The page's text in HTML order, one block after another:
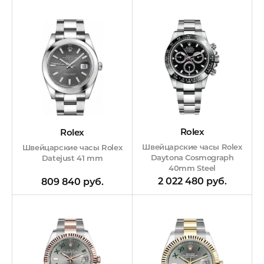
Rolex
Швейцарские часы Rolex
Datejust 41 mm
809 840 руб.
Rolex
Швейцарские часы Rolex
Daytona Cosmograph
40mm Steel
2 022 480 руб.